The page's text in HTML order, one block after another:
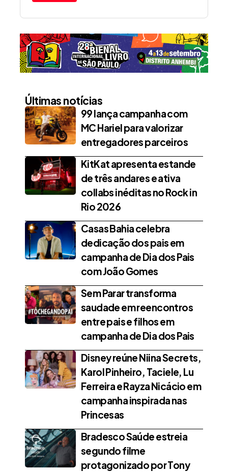
Últimas notícias
99 lança campanha com
MC Hariel para valorizar
entregadores parceiros
KitKat apresenta estande
de três andares e ativa
collabs inéditas no Rock in
Rio 2026
Casas Bahia celebra
dedicação dos pais em
campanha de Dia dos Pais
com João Gomes
Sem Parar transforma
saudade em reencontros
entre pais e filhos em
campanha de Dia dos Pais
Disney reúne Niina Secrets,
Karol Pinheiro, Taciele, Lu
Ferreira e Rayza Nicácio em
campanha inspirada nas
Princesas
Bradesco Saúde estreia
segundo filme
protagonizado por Tony